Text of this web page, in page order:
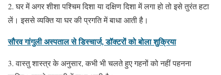
2. घर में अगर शीशा पश्चिम दिशा या दक्षिण दिशा में लगा हो तो इसे तुरंत हटा
लें। इससे व्यक्ति या घर की प्रगति में बाधा आती है।
सौरव गांगुली अस्पताल से डिस्चार्ज, डॉक्टरों को बोला शुक्रिया
3. वास्तु शास्त्र के अनुसार, कभी भी चलते हुए गहनों को नहीं पहनना